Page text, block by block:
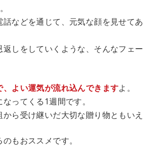
などを通じて、元気な顔を見せて
しをしていくような、そんなフェ
よい運気が流れ込んできますよ。
ってくる1週間です。
ら受け継いだ大切な贈り物ともいえ
もおススメです。